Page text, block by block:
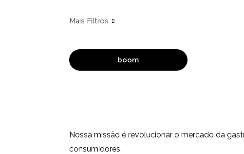
boom
Nossa missão é revolucionar o mercado da
consumidores.